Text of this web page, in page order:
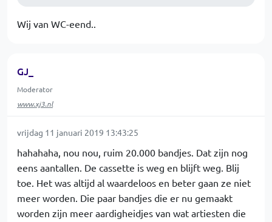
Wij van WC-eend..
GJ_
Moderator
www.xj3.nl
vrijdag 11 januari 2019 13:43:25
hahahaha, nou nou, ruim 20.000 bandjes. Dat zijn nog
eens aantallen. De cassette is weg en blijft weg. Blij
toe. Het was altijd al waardeloos en beter gaan ze niet
meer worden. Die paar bandjes die er nu gemaakt
worden zijn meer aardigheidjes van wat artiesten die